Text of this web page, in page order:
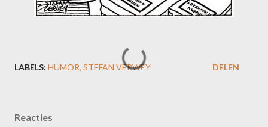
LABELS: HUMOR STEFAN VERWEY DELEN
Reacties